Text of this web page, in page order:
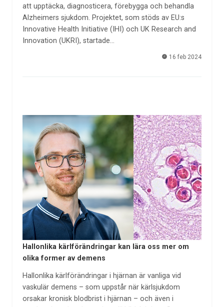
att upptäcka, diagnosticera, förebygga och behandla
Alzheimers sjukdom. Projektet, som stöds av EU:s
Innovative Health Initiative (IHI) och UK Research and
Innovation (UKRI), startade…
16 feb 2024
Hallonlika kärlförändringar kan lära oss mer om
olika former av demens
Hallonlika kärlförändringar i hjärnan är vanliga vid
vaskulär demens – som uppstår när kärlsjukdom
orsakar kronisk blodbrist i hjärnan – och även i